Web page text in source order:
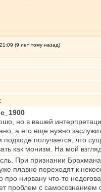
(9 лет тому назад)
:
но в вашей
а его еще нужно
подходе получается, что
как монизм. На мой
При признании Брахмана
плавно переходят к
нирвану что-то
проблем с самосознанием